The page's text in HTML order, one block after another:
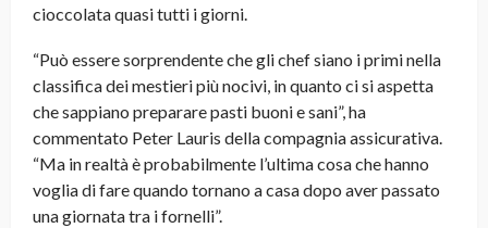
cioccolata quasi tutti i giorni.
“Può essere sorprendente che gli chef siano i primi nella
classifica dei mestieri più nocivi, in quanto ci si aspetta
che sappiano preparare pasti buoni e sani”, ha
commentato Peter Lauris della compagnia assicurativa.
“Ma in realtà è probabilmente l’ultima cosa che hanno
voglia di fare quando tornano a casa dopo aver passato
una giornata tra i fornelli”.